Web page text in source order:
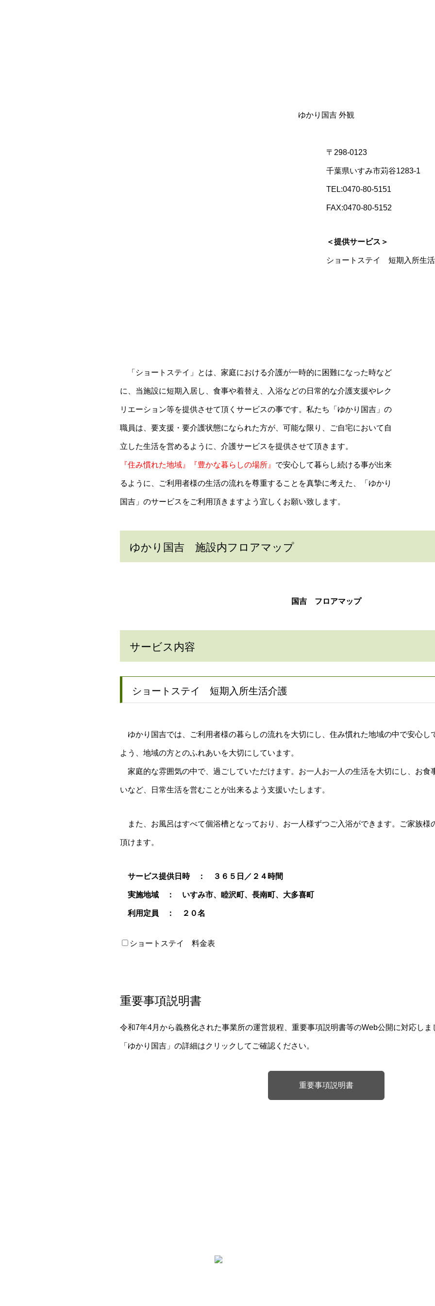
ゆかり国吉 外観
〒298-0123
千葉県いすみ市苅谷1283-1
TEL:0470-80-5151
FAX:0470-80-5152
＜提供サービス＞
ショートステイ 短期入所生
「ショートステイ」とは、家庭における介護が一時的に困難になった時など
に、当施設に短期入居し、食事や着替え、入浴などの日常的な介護支援やレク
リエーション等を提供させて頂くサービスの事です。私たち「ゆかり国吉」の
職員は、要支援・要介護状態になられた方が、可能な限り、ご自宅において自
立した生活を営めるように、介護サービスを提供させて頂きます。
『住み慣れた地域』『豊かな暮らしの場所』 で安心して暮らし続ける事が出来
るように、ご利用者様の生活の流れを尊重することを真摯に考えた、「ゆかり
国吉」のサービスをご利用頂きますよう宜しくお願い致します。
ゆかり国吉 施設内フロアマップ
国吉 フロアマップ
サービス内容
ショートステイ 短期入所生活介護
ゆかり国吉では、ご利用者様の暮らしの流れを大切にし、住み慣れた地域の中で安心し
よう、地域の方とのふれあいを大切にしています。
家庭的な雰囲気の中で、過ごしていただけます。お一人お一人の生活を大切にし、お食
いなど、日常生活を営むことが出来るよう支援いたします。
また、お風呂はすべて個浴槽となっており、お一人様ずつご入浴ができます。ご家族様
頂けます。
サービス提供日時 ： ３６５日／２４時間
実施地域 ： いすみ市、睦沢町、長南町、大多喜町
利用定員 ： ２０名
ショートステイ 料金表
重要事項説明書
令和7年4月から義務化された事業所の運営規程、重要事項説明書等のWeb公開に対応しま
「ゆかり国吉」の詳細はクリック してご確認ください。
重要事項説明書